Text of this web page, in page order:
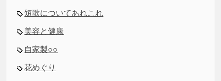
短歌についてあれこれ
美容と健康
自家製○○
花めぐり